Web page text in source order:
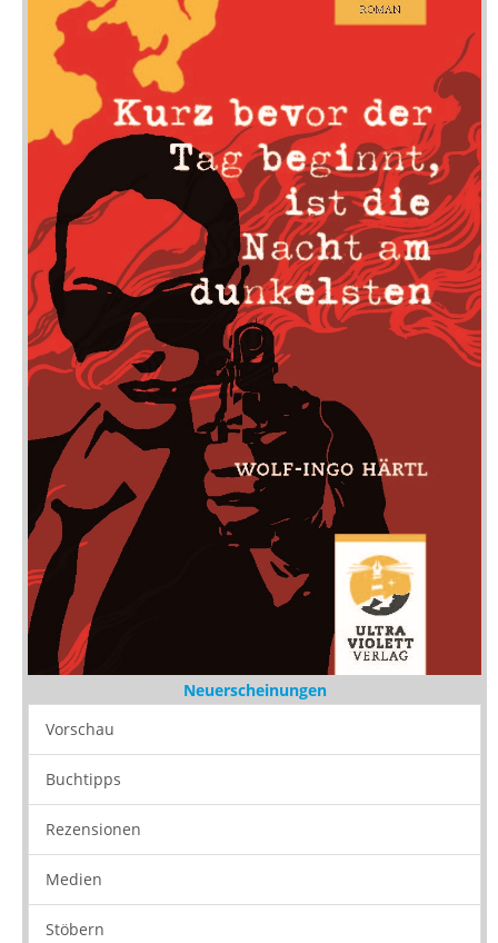
Neuerscheinungen
Vorschau
Buchtipps
Rezensionen
Medien
Stöbern